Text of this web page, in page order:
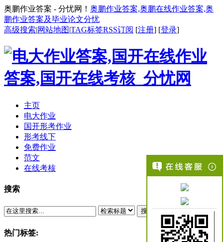
奥鹏作业答案 - 分忧网！ 奥鹏作业答案,奥鹏在线作业答案,奥
鹏作业答案及毕业论文分忧
高级搜索|网站地图|TAG标签RSS订阅 [注册] [登录]
主页
电大作业
国开形考作业
形考线下
免费作业
范文
在线考核
搜索
搜索
热门标签: